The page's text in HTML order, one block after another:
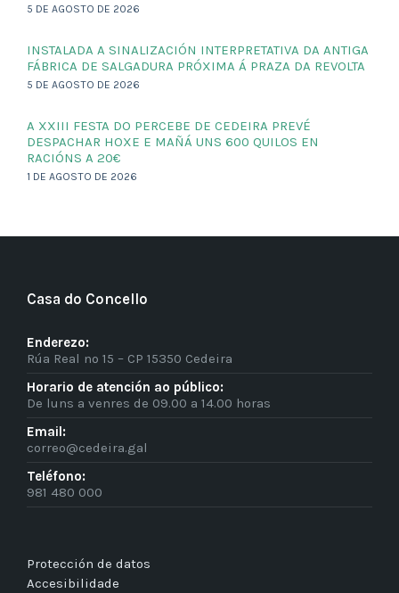
5 DE AGOSTO DE 2026
INSTALADA A SINALIZACIÓN INTERPRETATIVA DA ANTIGA
FÁBRICA DE SALGADURA PRÓXIMA Á PRAZA DA REVOLTA
5 DE AGOSTO DE 2026
A XXIII FESTA DO PERCEBE DE CEDEIRA PREVÉ
DESPACHAR HOXE E MAÑÁ UNS 600 QUILOS EN
RACIÓNS A 20€
1 DE AGOSTO DE 2026
Casa do Concello
Enderezo:
Rúa Real nº 15 – CP 15350 Cedeira
Horario de atención ao público:
De luns a venres de 09.00 a 14.00 horas
Email:
correo@cedeira.gal
Teléfono:
981 480 000
Protección de datos
Accesibilidade